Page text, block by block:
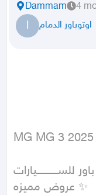
Dammam 4
ا اوتوباور الدمام
MG MG 3 2025
عروض مميزه ✨